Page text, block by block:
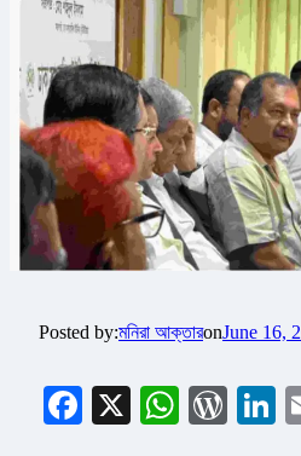
Posted by:মনিরা আক্তারonJune 16,
Facebook
X